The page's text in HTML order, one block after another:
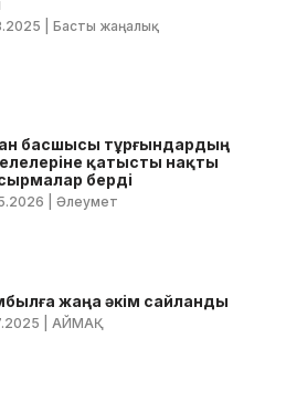
| Басты жаңалық
басшысы тұрғындардың
қатысты нақты
берді
| Әлеумет
жаңа әкім сайланды
| АЙМАҚ